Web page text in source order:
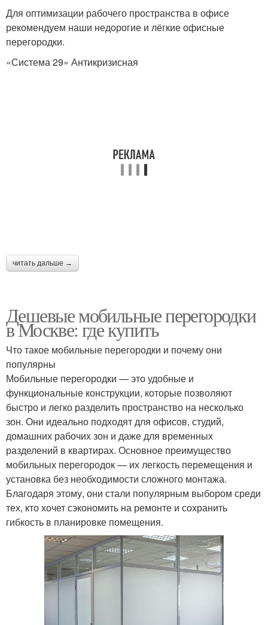
Офисные перегородки
Перегородки для
Материалы для
межкомнатных
перегородок
Стеклянные
Перегородки с дверью
Акустические
перегородки
Временные
перегородки
Передвижные
перегородки
Перегородки для
склада
Перегородки в
квартире
перегородки
Раздвижные
перегородки
Для оптимизации рабочего пространства в офисе
рекомендуем наши недорогие и лёгкие офисные
перегородки.
«Система 29» Антикризисная
читать дальше →
Дешевые мобильные перегородки
в Москве: где купить
Что такое мобильные перегородки и почему они
популярны
Мобильные перегородки — это удобные и
функциональные конструкции, которые позволяют
быстро и легко разделить пространство на несколько
зон. Они идеально подходят для офисов, студий,
домашних рабочих зон и даже для временных
разделений в квартирах. Основное преимущество
мобильных перегородок — их легкость перемещения и
установка без необходимости сложного монтажа.
Благодаря этому, они стали популярным выбором среди
тех, кто хочет сэкономить на ремонте и сохранить
гибкость в планировке помещения.